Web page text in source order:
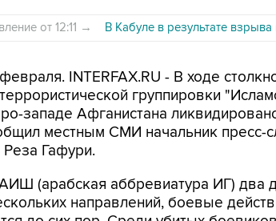
от 12:11 → В Кабуле в результате
INTERFAX.RU - В ходе
группировки
западе Афганистана
местным СМИ начальник пресс-
Гафури.
(арабская аббревиатура ИГ) два
направлений, боевые